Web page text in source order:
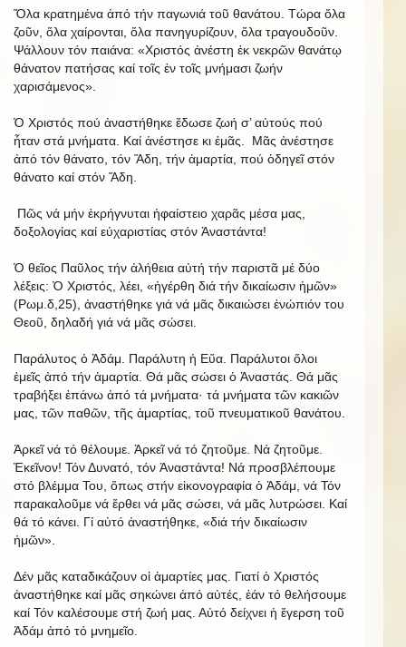
Ὅλα κρατημένα ἀπό τήν παγωνιά τοῦ θανάτου. Τώρα ὅλα
ζοῦν, ὅλα χαίρονται, ὅλα πανηγυρίζουν, ὅλα τραγουδοῦν.
Ψάλλουν τόν παιάνα: «Χριστός ἀνέστη ἐκ νεκρῶν θανάτῳ
θάνατον πατήσας καί τοῖς ἐν τοῖς μνήμασι ζωήν
χαρισάμενος».
Ὁ Χριστός πού ἀναστήθηκε ἔδωσε ζωή σ’ αὐτούς πού
ἦταν στά μνήματα. Καί ἀνέστησε κι ἐμᾶς. Μᾶς ἀνέστησε
ἀπό τόν θάνατο, τόν Ἅδη, τήν ἁμαρτία, πού ὁδηγεῖ στόν
θάνατο καί στόν Ἅδη.
Πῶς νά μήν ἐκρήγνυται ἡφαίστειο χαρᾶς μέσα μας,
δοξολογίας καί εὐχαριστίας στόν Ἀναστάντα!
Ὁ θεῖος Παῦλος τήν ἀλήθεια αὐτή τήν παριστᾶ μέ δύο
λέξεις: Ὁ Χριστός, λέει, «ἠγέρθη διά τήν δικαίωσιν ἡμῶν»
(Ρωμ.δ,25), ἀναστήθηκε γιά νά μᾶς δικαιώσει ἐνώπιόν του
Θεοῦ, δηλαδή γιά νά μᾶς σώσει.
Παράλυτος ὁ Ἀδάμ. Παράλυτη ἡ Εὕα. Παράλυτοι ὅλοι
ἐμεῖς ἀπό τήν ἁμαρτία. Θά μᾶς σώσει ὁ Ἀναστάς. Θά μᾶς
τραβήξει ἐπάνω ἀπό τά μνήματα· τά μνήματα τῶν κακιῶν
μας, τῶν παθῶν, τῆς ἁμαρτίας, τοῦ πνευματικοῦ θανάτου.
Ἀρκεῖ νά τό θέλουμε. Ἀρκεῖ νά τό ζητοῦμε. Νά ζητοῦμε.
Ἐκεῖνον! Τόν Δυνατό, τόν Ἀναστάντα! Νά προσβλέπουμε
στό βλέμμα Του, ὅπως στήν εἰκονογραφία ὁ Ἀδάμ, νά Τόν
παρακαλοῦμε νά ἔρθει νά μᾶς σώσει, νά μᾶς λυτρώσει. Καί
θά τό κάνει. Γί αὐτό ἀναστήθηκε, «διά τήν δικαίωσιν
ἠμῶν».
Δέν μᾶς καταδικάζουν οἱ ἁμαρτίες μας. Γιατί ὁ Χριστός
ἀναστήθηκε καί μᾶς σηκώνει ἀπό αὐτές, ἐάν τό θελήσουμε
καί Τόν καλέσουμε στή ζωή μας. Αὐτό δείχνει ἡ ἔγερση τοῦ
Ἀδάμ ἀπό τό μνημεῖο.